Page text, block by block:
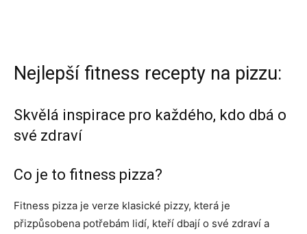
Nejlepší fitness recepty na pizzu:
Skvělá inspirace pro každého, kdo dbá o
své zdraví
Co je to fitness pizza?
Fitness pizza je verze klasické pizzy, která je
přizpůsobena potřebám lidí, kteří dbají o své zdraví a